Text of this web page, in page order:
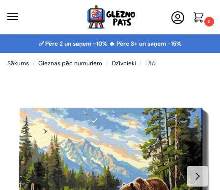
0
✅ Pērc 2 un saņem -10% 🔥 Pērc 3+ un saņem -15%
Sākums / Gleznas pēc numuriem / Dzīvnieki / Lāči